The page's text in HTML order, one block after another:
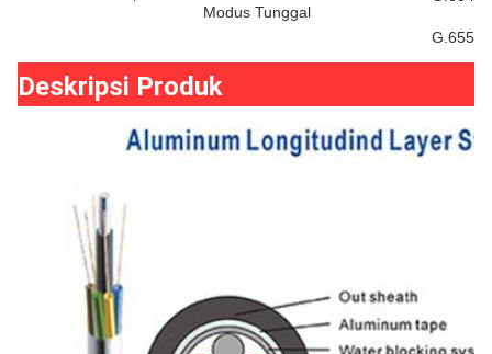
Modus Tunggal
G.655
Deskripsi Produk